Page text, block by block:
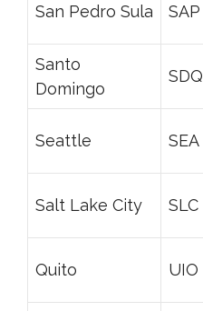
San Pedro Sula SAP
Santo
Domingo
SDQ
Seattle SEA
Salt Lake City SLC
Quito UIO